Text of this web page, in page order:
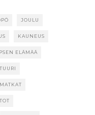
JOULU
KAUNEUS
ELÄMÄÄ
MATKAT